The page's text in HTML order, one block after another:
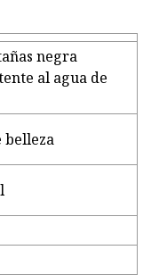
negra
al agua de
belleza